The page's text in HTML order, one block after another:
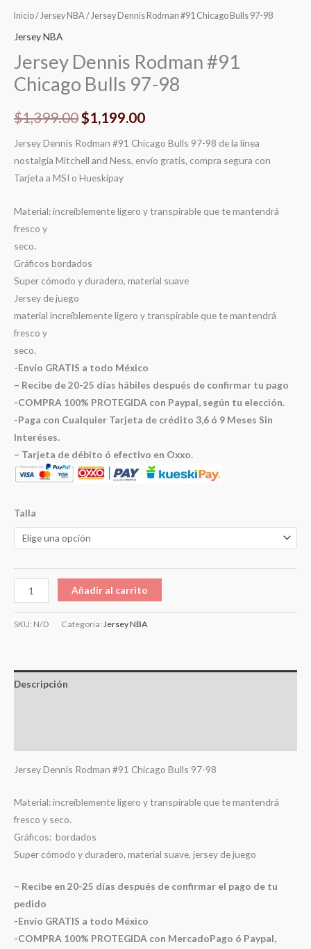
Inicio/ Jersey NBA / Jersey Dennis Rodman #91 Chicago Bulls 97-98
Jersey NBA
Jersey Dennis Rodman #91
Chicago Bulls 97-98
$1,399.00$1,199.00
Jersey Dennis Rodman #91 Chicago Bulls 97-98 de la línea
nostalgia Mitchell and Ness, envío gratis, compra segura con
Tarjeta a MSI o Hueskipay
Material: increíblemente ligero y transpirable que te mantendrá
fresco y
seco.
Gráficos bordados
Super cómodo y duradero, material suave
Jersey de juego
material increíblemente ligero y transpirable que te mantendrá
fresco y
seco.
-Envío GRATIS a todo México
– Recibe de 20-25 días hábiles después de confirmar tu pago
-COMPRA 100% PROTEGIDA con Paypal, según tu elección.
-Paga con Cualquier Tarjeta de crédito 3,6 ó 9 Meses Sin
Interéses.
– Tarjeta de débito ó efectivo en Oxxo.
Talla
Añadir al carrito
SKU: N/D Categoría: Jersey NBA
Descripción
Jersey Dennis Rodman #91 Chicago Bulls 97-98
Material: increíblemente ligero y transpirable que te mantendrá
fresco y seco.
Gráficos: bordados
Super cómodo y duradero, material suave, jersey de juego
– Recibe en 20-25 días después de confirmar el pago de tu
pedido
-Envío GRATIS a todo México
-COMPRA 100% PROTEGIDA con MercadoPago ó Paypal,